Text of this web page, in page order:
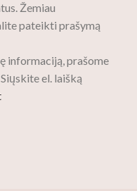
Žemiau
pateikti prašymą
informaciją, prašome
el. laišką